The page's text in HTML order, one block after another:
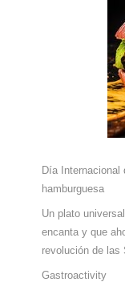
Día Internacional
hamburguesa
Un plato
encanta y que
revolución de las
Gastroactivity